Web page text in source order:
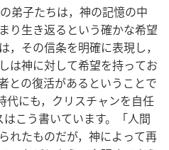
弟子たちは，神の記憶の中
り生き返るという確かな希望
，その信条を明確に表現し，
は神に対して希望を持ってお
の復活があるということで
代にも，クリスチャンを自任
こう書いています。「人間
れたものだが，神によって再